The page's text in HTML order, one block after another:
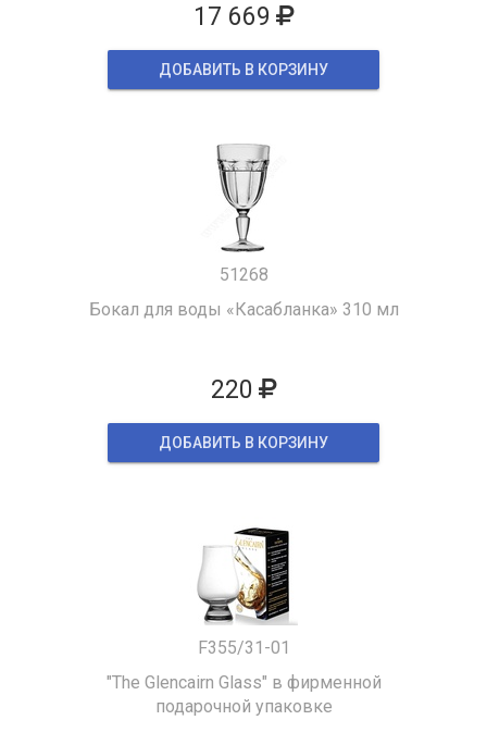
17 669
ДОБАВИТЬ В КОРЗИНУ
51268
Бокал для воды «Касабланка» 310 мл
220
ДОБАВИТЬ В КОРЗИНУ
F355/31-01
"The Glencairn Glass" в фирменной
подарочной упаковке